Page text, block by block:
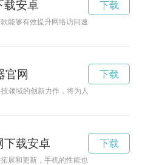
载安卓
能够有效提升网络访问速度的工具，通
下载
官网
领域的创新力作，将为人类探索宇宙带
下载
下载安卓
展和更新，手机的性能也成为了用户关
下载